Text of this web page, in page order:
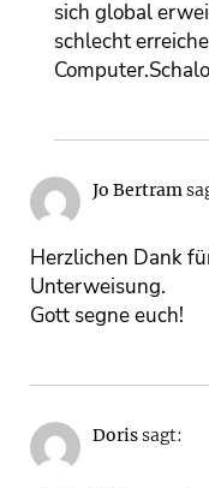
sich global
schlecht
Jo Bertram
Herzlichen Dank
Unterweisung.
Gott segne euch!
Dorissagt: